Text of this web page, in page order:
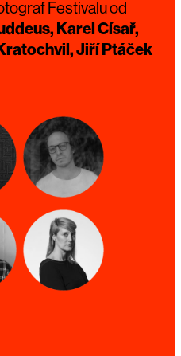
Festivalu od
Karel Císař,
Jiří Ptáček